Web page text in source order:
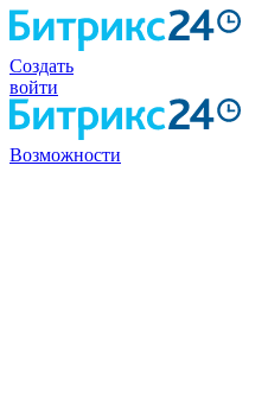
Создать
войти
Возможности